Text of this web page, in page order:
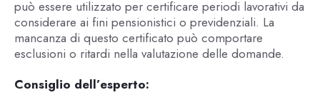
può essere utilizzato per certificare periodi lavorativi da
considerare ai fini pensionistici o previdenziali. La
mancanza di questo certificato può comportare
esclusioni o ritardi nella valutazione delle domande.
Consiglio dell’esperto: